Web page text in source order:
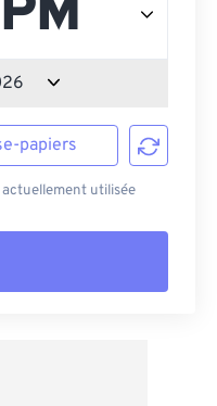
papiers
actuellement utilisée